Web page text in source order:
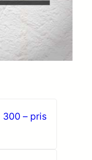
300 – pris